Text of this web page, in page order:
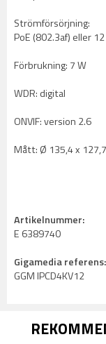
Strömförsörjning:
PoE (802.3af) eller 12
Förbrukning: 7 W
WDR: digital
ONVIF: version 2.6
Mått: Ø 135,4 x
Artikelnummer:
E 6389740
Gigamedia referens:
GGM IPCD4KV12